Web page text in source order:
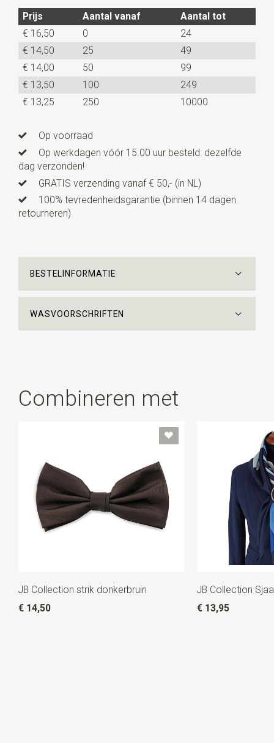
Prijs
Aantal vanaf
Aantal tot
€ 16,50
0
24
€ 14,50
25
49
€ 14,00
50
99
€ 13,50
100
249
€ 13,25
250 10000
Op voorraad
Op werkdagen vóór 15.00 uur besteld: dezelfde
dag verzonden!
GRATIS verzending vanaf € 50,- (in NL)
100% tevredenheidsgarantie (binnen 14 dagen
retourneren)
BESTELINFORMATIE
WASVOORSCHRIFTEN
Combineren met
JB Collection strik donkerbruin
€ 14,50
JB Collection
€ 13,95